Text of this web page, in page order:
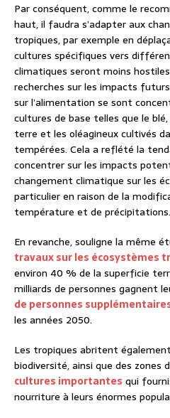
Par conséquent, comme le
haut, il faudra s’adapter aux
tropiques, par exemple en
cultures spécifiques vers
climatiques seront moins
recherches sur les impacts
sur l’alimentation se sont
cultures de base telles que le
terre et les oléagineux cultivés
tempérées. Cela a reflété la
concentrer sur les impacts
changement climatique sur les
particulier en raison de la
température et de précipitations.
En revanche, souligne la même
travaux sur les écosystèmes
environ 40 % de la superficie
milliards de personnes gagnent
de personnes
les années 2050.
Les tropiques abritent
biodiversité, ainsi que des zones
cultures importantes qui
nourriture à leurs énormes